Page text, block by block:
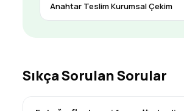
Anahtar Teslim Kurumsal Çekim
Sıkça Sorulan Sorular